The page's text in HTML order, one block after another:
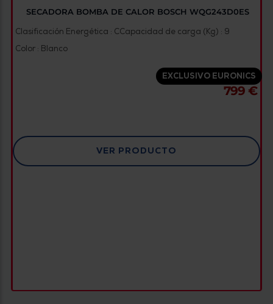
EXCLUSIVO EURONICS
SECADORA BOMBA DE CALOR BOSCH WQG243D0ES
Clasificación Energética : CCapacidad de carga (Kg) : 9
Color : Blanco
799 €
VER PRODUCTO